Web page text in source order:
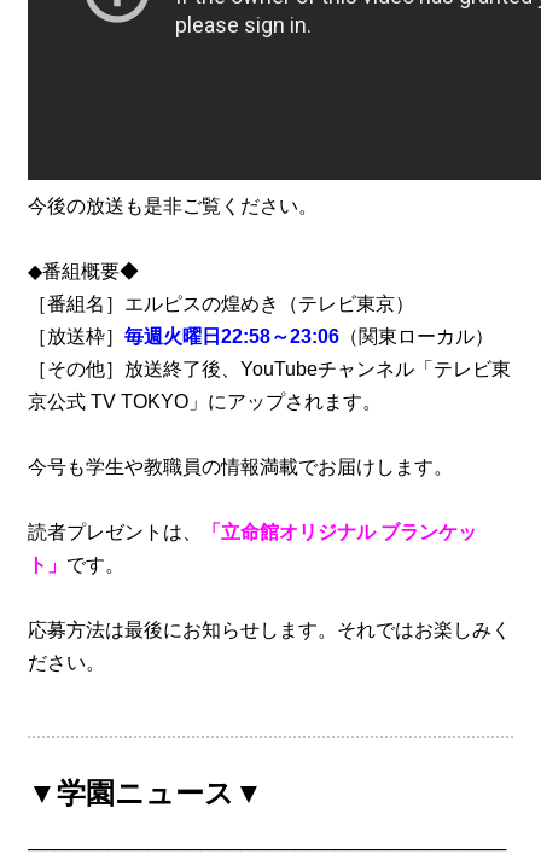
今後の放送も是非ご覧ください。
◆番組概要◆
［番組名］エルピスの煌めき（テレビ東京）
［放送枠］ 毎週火曜日22:58～23:06（関東ローカル）
［その他］放送終了後、YouTubeチャンネル「テレビ東
京公式 TV TOKYO」にアップされます。
今号も学生や教職員の情報満載でお届けします。
読者プレゼントは、
「立命館オリジナル ブランケッ
ト」 です。
応募方法は最後にお知らせします。それではお楽しみく
ださい。
▼学園ニュース▼
────────────────────────────────────